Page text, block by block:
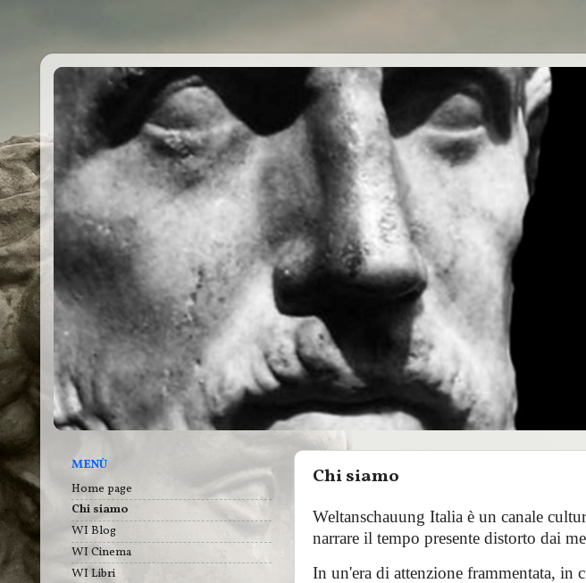
Chi siamo
Weltanschauung Italia è un canale
narrare il tempo presente distorto dai
In un'era di attenzione frammentata,
MENÙ
Home page
Chi siamo
WI Blog
WI Cinema
WI Libri